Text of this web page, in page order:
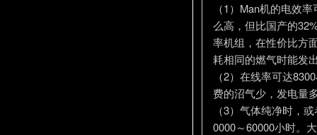
（1）Man机的电效
么高，但比国产的
率机组，在性价比方
耗相同的燃气时能发
（2）在线率可达
费的沼气少，发电量
（3）气体纯净时，
0000～60000小时。